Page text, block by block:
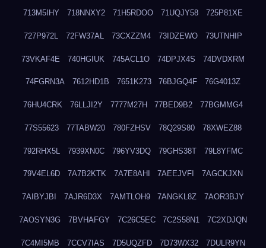
713M5IHY 718NNXY2 71H5RDOO 71UQJY58 725P81XE
727P972L 72FW37AL 73CXZZM4 73IDZEWO 73UTNHIP
73VKAF4E 740HGIUK 745ACL1O 74DPJX4S 74DVDXRM
74FGRN3A 7612HD1B 7651K273 76BJGQ4F 76G4013Z
76HU4CRK 76LLJI2Y 7777M27H 77BED9B2 77BGMMG4
77S55623 77TABW20 780FZHSV 78Q29S80 78XWEZ88
792RHX5L 7939XN0C 796YV3DQ 79GHS38T 79L8YFMC
79V4EL6D 7A7B2KTK 7A7E8AHI 7AEEJVFI 7AGCKJXN
7AIBYJBI 7AJR6D3X 7AMTLOH9 7ANGKL8Z 7AOR3BJY
7AOSYN3G 7BVHAFGY 7C26C5EC 7C2S58N1 7C2XDJQN
7C4MI5MB 7CCV7IAS 7D5UQZFD 7D73WX32 7DULR9YN